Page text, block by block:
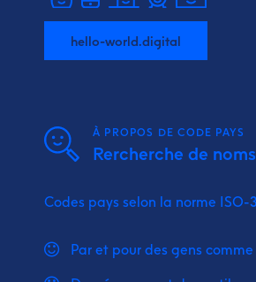
hello-world.digital
À PROPOS DE CODE PAYS
Rercherche de
Codes pays selon la norme ISO-
Par et pour des gens